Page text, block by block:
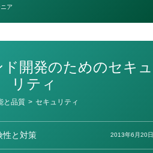
ア
開発のためのセキュ
リティ
と品質 > セキュリティ
性と対策 2013年6月20日